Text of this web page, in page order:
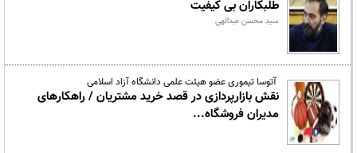
طلبکاران بی کیفیت
سید محسن عبدالهی
آتوسا تیموری عضو هیئت علمی دانشگاه آزاد اسلامی
نقش بازارپردازی در قصد خرید مشتریان / راهکارهای
مدیران فروشگاه...